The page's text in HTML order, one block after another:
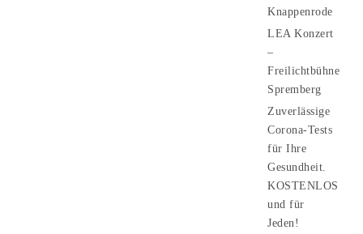
Knappenrode
LEA Konzert
–
Freilichtbühne
Spremberg
Zuverlässige
Corona-Tests
für Ihre
Gesundheit.
KOSTENLOS
und für
Jeden!